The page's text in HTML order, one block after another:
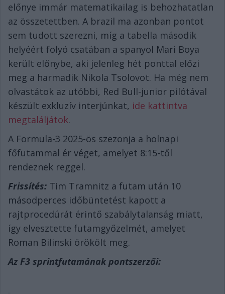
előnye immár matematikailag is behozhatatlan
az összetettben. A brazil ma azonban pontot
sem tudott szerezni, míg a tabella második
helyéért folyó csatában a spanyol Mari Boya
került előnybe, aki jelenleg hét ponttal előzi
meg a harmadik Nikola Tsolovot. Ha még nem
olvastátok az utóbbi, Red Bull-junior pilótával
készült exkluzív interjúnkat, ide kattintva
megtaláljátok.
A Formula-3 2025-ös szezonja a holnapi
főfutammal ér véget, amelyet 8:15-től
rendeznek reggel.
Frissítés: Tim Tramnitz a futam után 10
másodperces időbüntetést kapott a
rajtprocedúrát érintő szabálytalanság miatt,
így elvesztette futamgyőzelmét, amelyet
Roman Bilinski örökölt meg.
Az F3 sprintfutamának pontszerzői: